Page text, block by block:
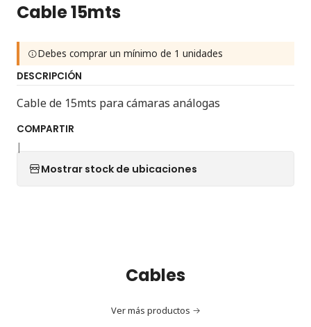
Cable 15mts
Debes comprar un mínimo de 1 unidades
DESCRIPCIÓN
Cable de 15mts para cámaras análogas
COMPARTIR
|
Mostrar stock de ubicaciones
Cables
Ver más productos